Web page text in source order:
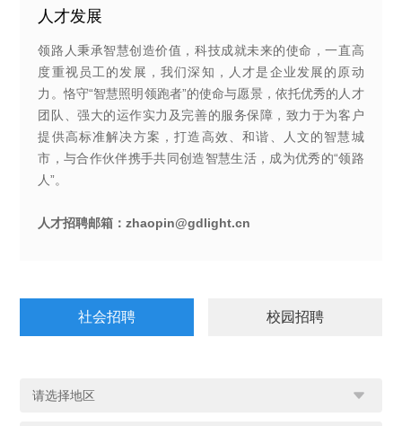
人才发展
领路人秉承智慧创造价值，科技成就未来的使命，一直高
度重视员工的发展，我们深知，人才是企业发展的原动
力。恪守“智慧照明领跑者”的使命与愿景，依托优秀的人才
团队、强大的运作实力及完善的服务保障，致力于为客户
提供高标准解决方案，打造高效、和谐、人文的智慧城
市，与合作伙伴携手共同创造智慧生活，成为优秀的“领路
人”。
人才招聘邮箱：zhaopin@gdlight.cn
社会招聘 校园招聘